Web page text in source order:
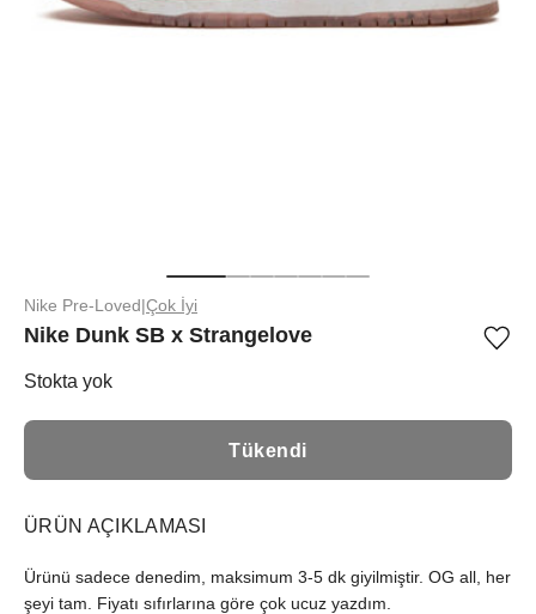
Nike Pre-Loved Çok İyi
Nike Dunk SB x Strangelove
Stokta yok
Tükendi
ÜRÜN AÇIKLAMASI
Ürünü sadece denedim, maksimum 3-5 dk giyilmiştir. OG all, her
şeyi tam. Fiyatı sıfırlarına göre çok ucuz yazdım.